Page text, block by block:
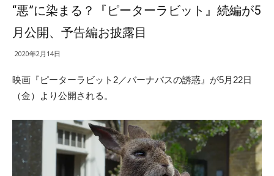
“悪”に染まる？『ピーターラビット』続編が5
月公開、予告編お披露目
2020年2月14日
映画『ピーターラビット2／バーナバスの誘惑』が5月22日
（金）より公開される。